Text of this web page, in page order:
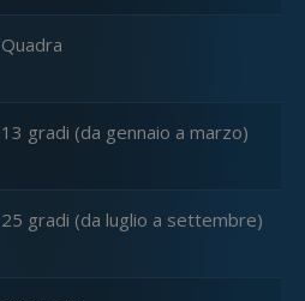
Quadra
13 gradi (da gennaio a marzo)
25 gradi (da luglio a settembre)